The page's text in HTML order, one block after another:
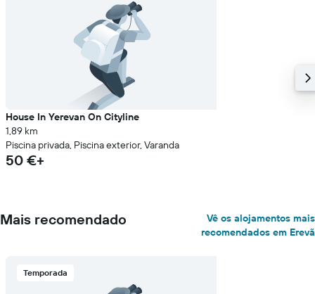
House In Yerevan On Cityline
1,89 km
Piscina privada, Piscina exterior, Varanda
50 €+
Mais recomendado
Vê os alojamentos mais
recomendados em Erevã
Temporada